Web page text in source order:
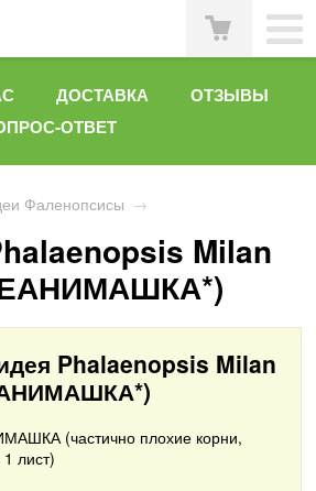
ДОСТАВКА
ОТЗЫВЫ
ОТВЕТ
Фаленопсисы →
Milan
Phalaenopsis Milan
(частично плохие корни,
лист)